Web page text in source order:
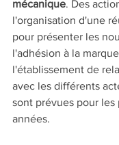
mécanique. Des
l'organisation d'une
pour présenter les
l'adhésion à la
l'établissement de
avec les différents
sont prévues pour les
années.